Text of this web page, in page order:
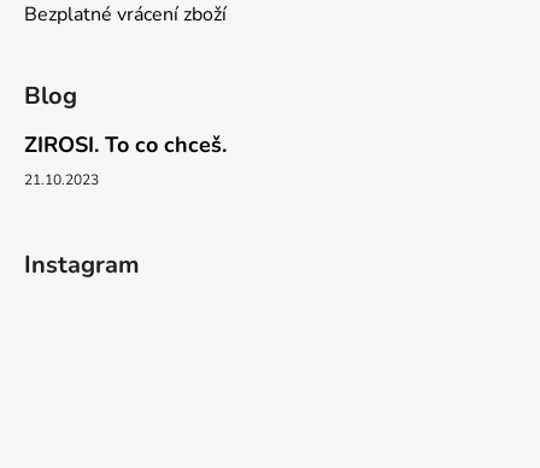
Bezplatné vrácení zboží
Blog
ZIROSI. To co chceš.
21.10.2023
Instagram